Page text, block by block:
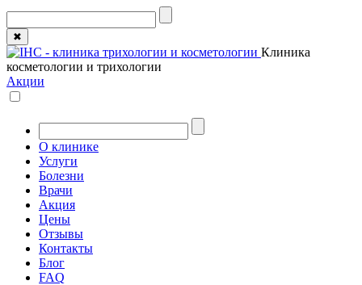
✖
Клиника
косметологии и трихологии
Акции
О клинике
Услуги
Болезни
Врачи
Акция
Цены
Отзывы
Контакты
Блог
FAQ